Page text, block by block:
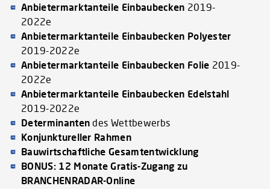
Anbietermarktanteile Einbaubecken 2019-
2022e
Anbietermarktanteile Einbaubecken Polyester
2019-2022e
Anbietermarktanteile Einbaubecken Folie 2019-
2022e
Anbietermarktanteile Einbaubecken Edelstahl
2019-2022e
Determinantendes Wettbewerbs
Konjunktureller Rahmen
Bauwirtschaftliche Gesamtentwicklung
BONUS: 12 Monate Gratis-Zugang zu
BRANCHENRADAR-Online